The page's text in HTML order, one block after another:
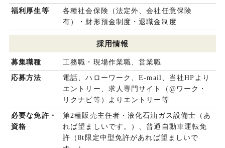
福利厚生等
各種社会保険（法定外、会社任意保険
有）・財形預金制度・退職金制度
採用情報
募集職種 工務職・現場作業職、営業職
応募方法
電話、ハローワーク、E-mail、当社HPより
エントリー、求人専門サイト（@ワーク・
リクナビ等）よりエントリー等
必要な免許・
資格
第2種販売主任者・液化石油ガス設備士（あ
れば望ましいです。）、普通自動車運転免
許（8t限定中型免許があれば望ましいで